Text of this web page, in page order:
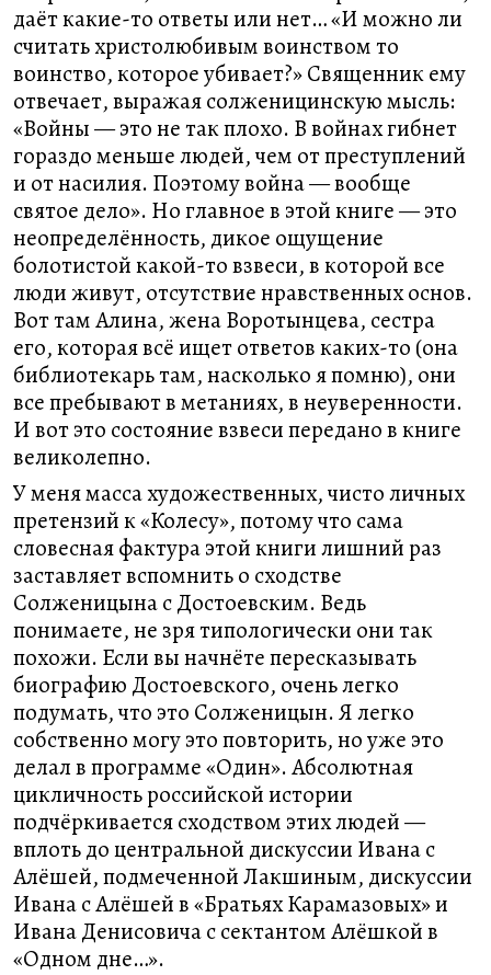
даёт какие-то ответы или нет… «И можно ли
считать христолюбивым воинством то
воинство, которое убивает?» Священник ему
отвечает, выражая солженицинскую мысль:
«Войны — это не так плохо. В войнах гибнет
гораздо меньше людей, чем от преступлений
и от насилия. Поэтому война — вообще
святое дело». Но главное в этой книге — это
неопределённость, дикое ощущение
болотистой какой-то взвеси, в которой все
люди живут, отсутствие нравственных основ.
Вот там Алина, жена Воротынцева, сестра
его, которая всё ищет ответов каких-то (она
библиотекарь там, насколько я помню), они
все пребывают в метаниях, в неуверенности.
И вот это состояние взвеси передано в книге
великолепно.
У меня масса художественных, чисто личных
претензий к «Колесу», потому что сама
словесная фактура этой книги лишний раз
заставляет вспомнить о сходстве
Солженицына с Достоевским. Ведь
понимаете, не зря типологически они так
похожи. Если вы начнёте пересказывать
биографию Достоевского, очень легко
подумать, что это Солженицын. Я легко
собственно могу это повторить, но уже это
делал в программе «Один». Абсолютная
цикличность российской истории
подчёркивается сходством этих людей —
вплоть до центральной дискуссии Ивана с
Алёшей, подмеченной Лакшиным, дискуссии
Ивана с Алёшей в «Братьях Карамазовых» и
Ивана Денисовича с сектантом Алёшкой в
«Одном дне…».